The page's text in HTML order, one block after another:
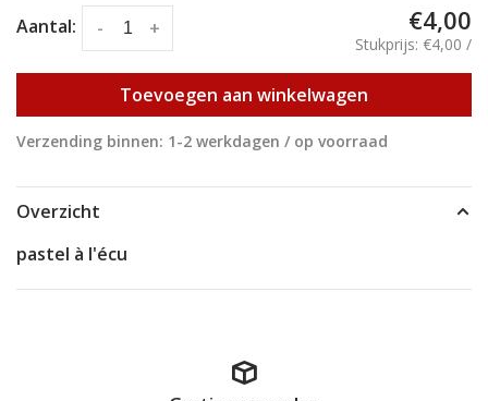
Aantal: +
- €4,00
Stukprijs: €4,00 /
Toevoegen aan winkelwagen
Verzending binnen: 1-2 werkdagen / op voorraad
Overzicht
pastel à l'écu